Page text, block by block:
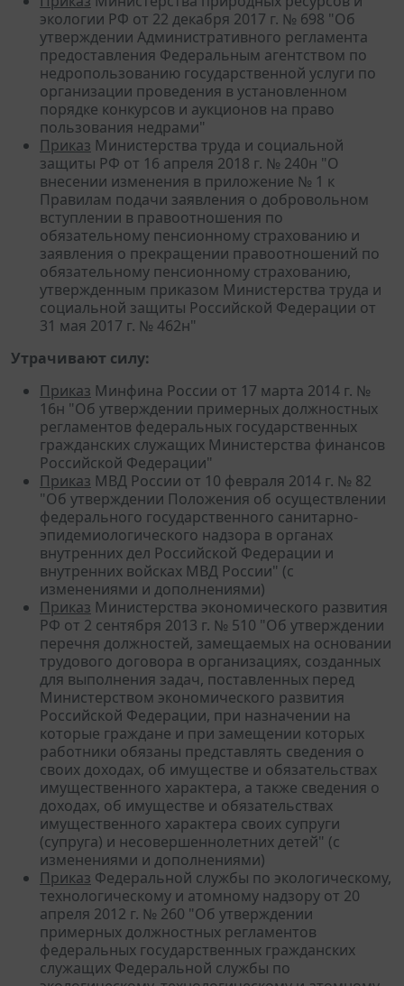
экологии РФ от 22 декабря 2017 г. № 698 "Об
утверждении Административного регламента
предоставления Федеральным агентством по
недропользованию государственной услуги по
организации проведения в установленном
порядке конкурсов и аукционов на право
пользования недрами"
Приказ Министерства труда и социальной
защиты РФ от 16 апреля 2018 г. № 240н "О
внесении изменения в приложение № 1 к
Правилам подачи заявления о добровольном
вступлении в правоотношения по
обязательному пенсионному страхованию и
заявления о прекращении правоотношений по
обязательному пенсионному страхованию,
утвержденным приказом Министерства труда и
социальной защиты Российской Федерации от
31 мая 2017 г. № 462н"
Утрачивают силу:
Приказ Минфина России от 17 марта 2014 г. №
16н "Об утверждении примерных должностных
регламентов федеральных государственных
гражданских служащих Министерства финансов
Российской Федерации"
Приказ МВД России от 10 февраля 2014 г. № 82
"Об утверждении Положения об осуществлении
федерального государственного санитарно-
эпидемиологического надзора в органах
внутренних дел Российской Федерации и
внутренних войсках МВД России" (с
изменениями и дополнениями)
Приказ Министерства экономического развития
РФ от 2 сентября 2013 г. № 510 "Об утверждении
перечня должностей, замещаемых на основании
трудового договора в организациях, созданных
для выполнения задач, поставленных перед
Министерством экономического развития
Российской Федерации, при назначении на
которые граждане и при замещении которых
работники обязаны представлять сведения о
своих доходах, об имуществе и обязательствах
имущественного характера, а также сведения о
доходах, об имуществе и обязательствах
имущественного характера своих супруги
(супруга) и несовершеннолетних детей" (с
изменениями и дополнениями)
Приказ Федеральной службы по экологическому,
технологическому и атомному надзору от 20
апреля 2012 г. № 260 "Об утверждении
примерных должностных регламентов
федеральных государственных гражданских
служащих Федеральной службы по